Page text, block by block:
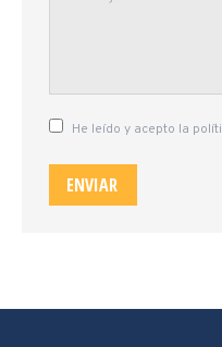
He leído y acepto la
ENVIAR